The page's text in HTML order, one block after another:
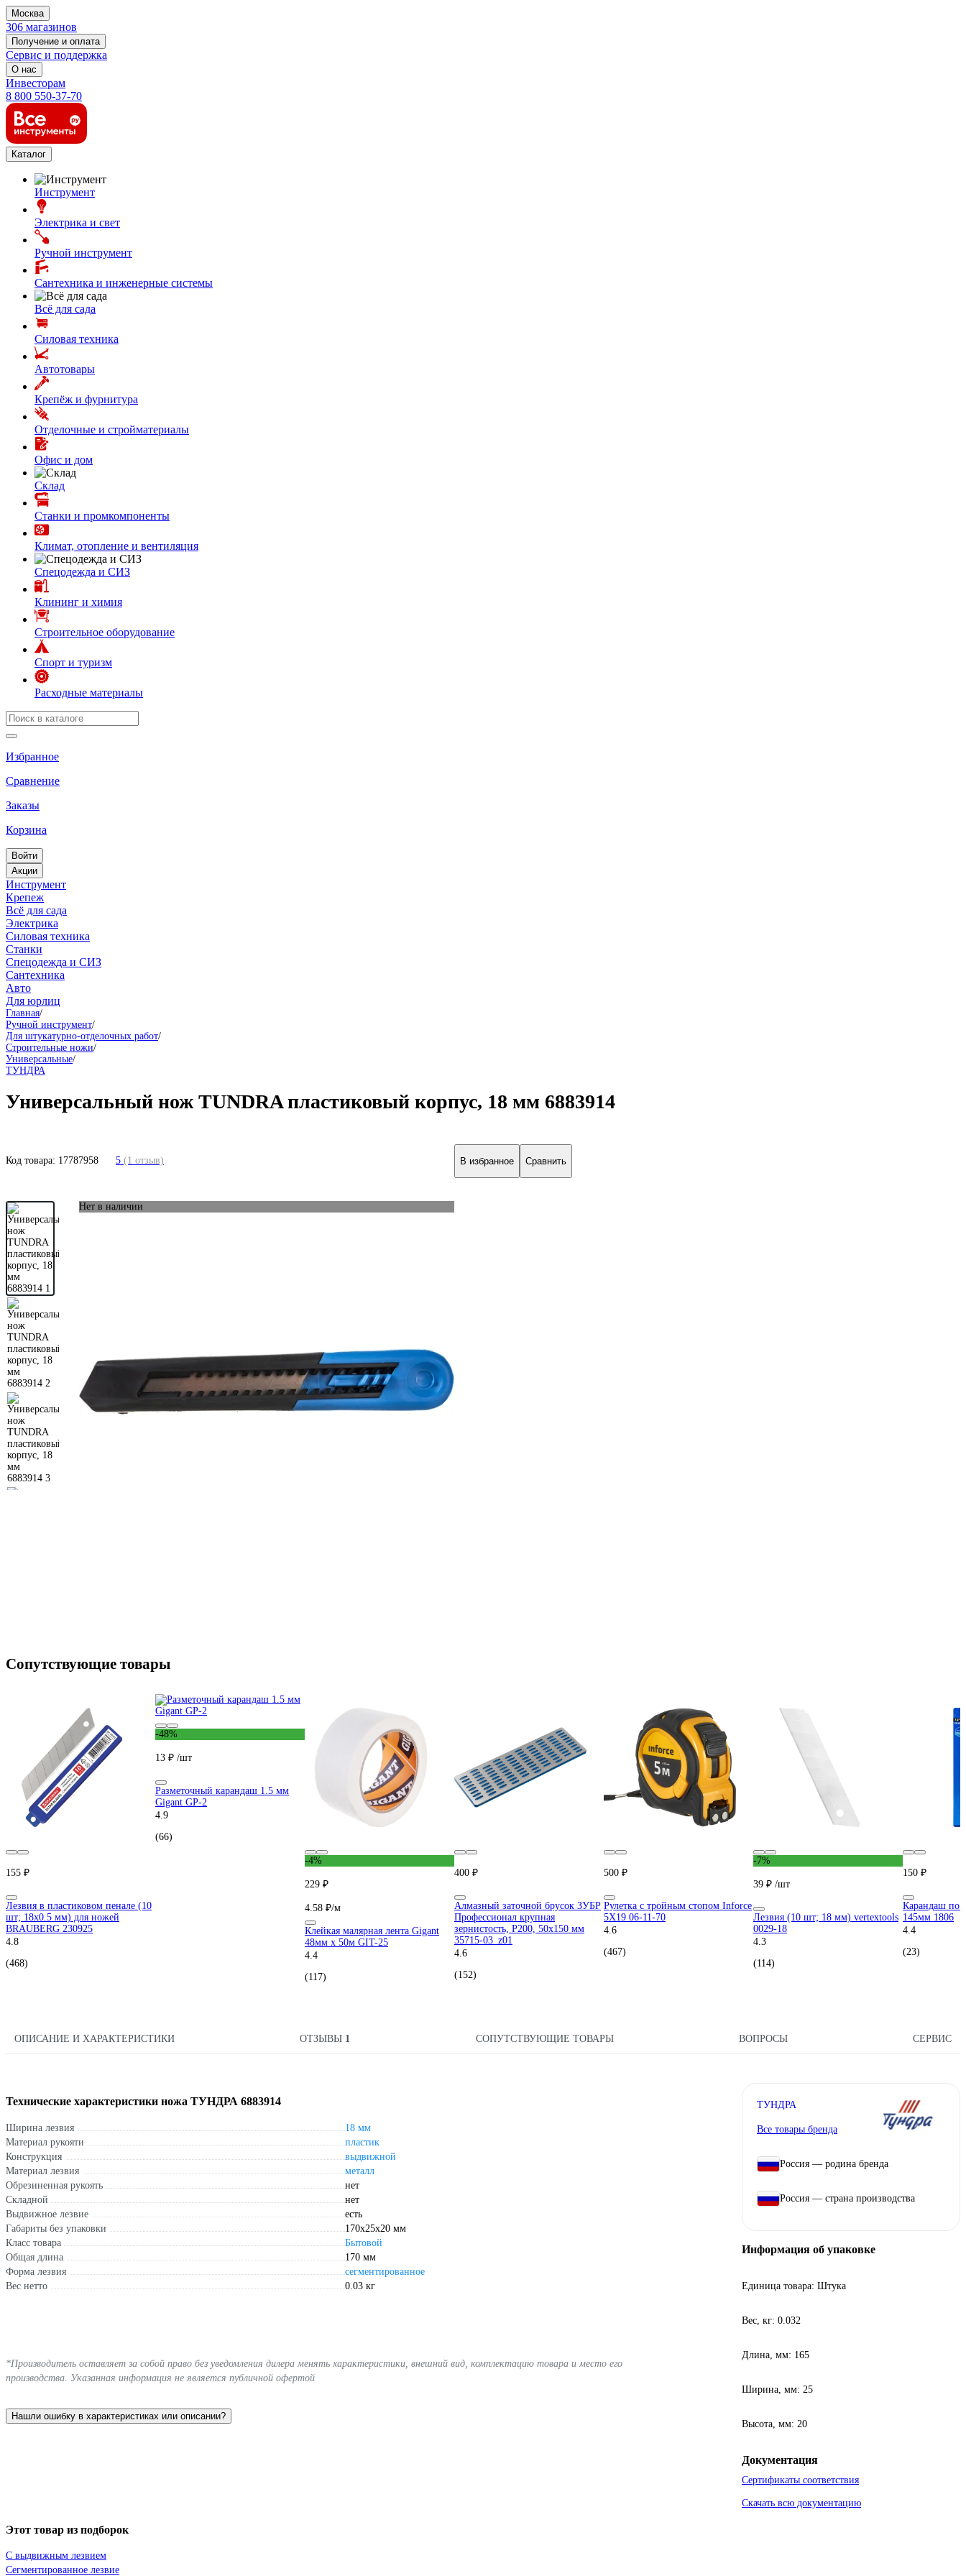
Москва
306 магазинов
Получение и оплата
Сервис и поддержка
О нас
Инвесторам
8 800 550-37-70
Каталог
Инструмент
Электрика и свет
Ручной инструмент
Сантехника и инженерные системы
Всё для сада
Силовая техника
Автотовары
Крепёж и фурнитура
Отделочные и стройматериалы
Офис и дом
Склад
Станки и промкомпоненты
Климат, отопление и вентиляция
Спецодежда и СИЗ
Клининг и химия
Строительное оборудование
Спорт и туризм
Расходные материалы
Избранное
Сравнение
Заказы
Корзина
Войти
Акции
Инструмент
Крепеж
Всё для сада
Электрика
Силовая техника
Станки
Спецодежда и СИЗ
Сантехника
Авто
Для юрлиц
Главная/
Ручной инструмент/
Для штукатурно-отделочных работ/
Строительные ножи/
Универсальные/
ТУНДРА
Универсальный нож TUNDRA пластиковый корпус, 18 мм 6883914
Код товара: 17787958 5 (1 отзыв) В избранное Сравнить
Нет в наличии
Сопутствующие товары
155 ₽
Лезвия в пластиковом пенале (10
шт; 18х0.5 мм) для ножей
BRAUBERG 230925
4.8
(468)
-48%
13 ₽ /шт
Разметочный карандаш 1.5 мм
Gigant GP-2
4.9
(66)
-4%
229 ₽
4.58 ₽/м
Клейкая малярная лента Gigant
48мм x 50м GIT-25
4.4
(117)
400 ₽
Алмазный заточной брусок ЗУБР
Профессионал крупная
зернистость, Р200, 50х150 мм
35715-03_z01
4.6
(152)
500 ₽
Рулетка с тройным стопом Inforce
5Х19 06-11-70
4.6
(467)
-7%
39 ₽ /шт
Лезвия (10 шт; 18 мм) vertextools
0029-18
4.3
(114)
150 ₽
Карандаш по
145мм 1806
4.4
(23)
ОПИСАНИЕ И ХАРАКТЕРИСТИКИ ОТЗЫВЫ 1 СОПУТСТВУЮЩИЕ ТОВАРЫ ВОПРОСЫ СЕРВИС
Технические характеристики ножа ТУНДРА 6883914
Ширина лезвия
18 мм
Материал рукояти
пластик
Конструкция
выдвижной
Материал лезвия
металл
Обрезиненная рукоять
нет
Складной
нет
Выдвижное лезвие
есть
Габариты без упаковки
170х25х20 мм
Класс товара
Бытовой
Общая длина
170 мм
Форма лезвия
сегментированное
Вес нетто
0.03 кг
*Производитель оставляет за собой право без уведомления дилера менять характеристики, внешний вид, комплектацию товара и место его
производства. Указанная информация не является публичной офертой
Нашли ошибку в характеристиках или описании?
ТУНДРА
Все товары бренда
Россия — родина бренда
Россия — страна производства
Информация об упаковке
Единица товара: Штука
Вес, кг: 0.032
Длина, мм: 165
Ширина, мм: 25
Высота, мм: 20
Документация
Сертификаты соответствия
Скачать всю документацию
Этот товар из подборок
С выдвижным лезвием
Сегментированное лезвие